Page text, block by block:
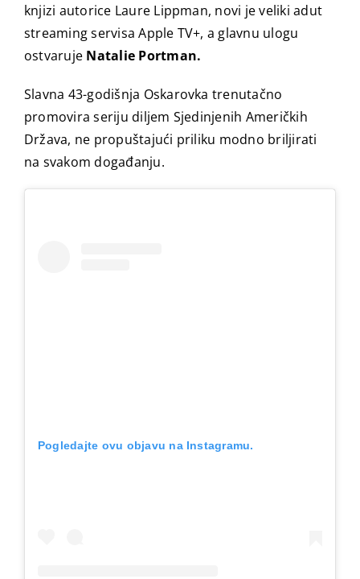
knjizi autorice Laure Lippman, novi je veliki adut
streaming servisa Apple TV+, a glavnu ulogu
ostvaruje Natalie Portman.
Slavna 43-godišnja Oskarovka trenutačno
promovira seriju diljem Sjedinjenih Američkih
Država, ne propuštajući priliku modno briljirati
na svakom događanju.
Pogledajte ovu objavu na Instagramu.